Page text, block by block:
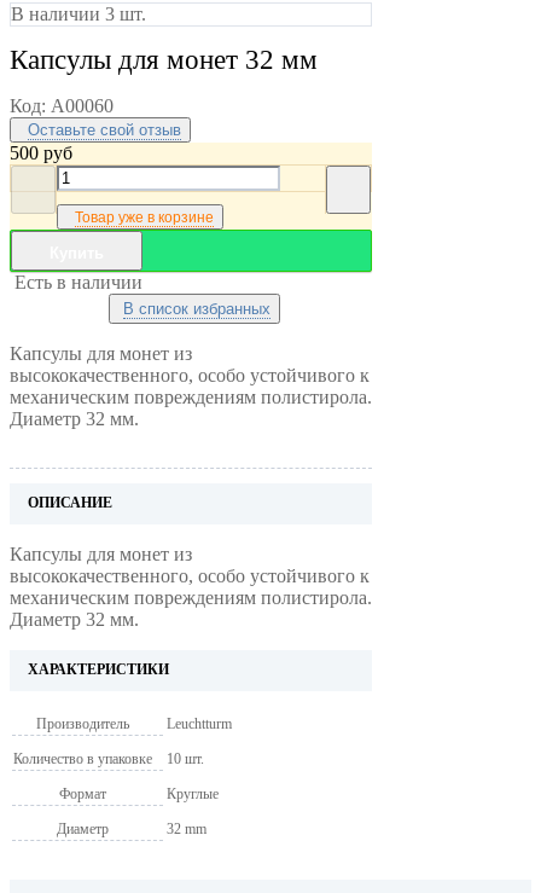
В наличии 3 шт.
Капсулы для монет 32 мм
Код: A00060
Оставьте свой отзыв
500 руб
Товар уже в корзине
Есть в наличии
В список избранных
Капсулы для монет из
высококачественного, особо устойчивого к
механическим повреждениям полистирола.
Диаметр 32 мм.
ОПИСАНИЕ
Капсулы для монет из
высококачественного, особо устойчивого к
механическим повреждениям полистирола.
Диаметр 32 мм.
ХАРАКТЕРИСТИКИ
Производитель Leuchtturm
Количество в упаковке 10 шт.
Формат Круглые
Диаметр 32 mm